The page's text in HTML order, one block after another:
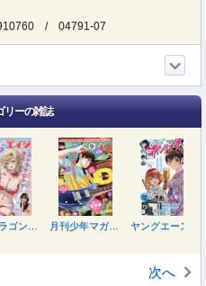
/04791-07
リーの雑誌
月刊少年マガジン ２０２６年９月号
次へ